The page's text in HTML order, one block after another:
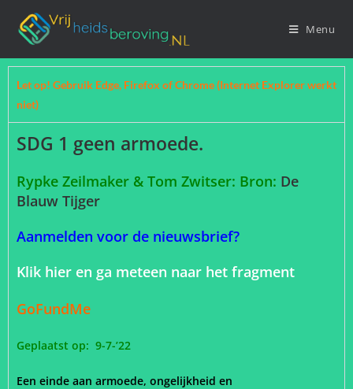
Menu
Let op! Gebruik Edge, Firefox of Chrome (Internet Explorer werkt
niet)
SDG 1 geen armoede.
Rypke Zeilmaker & Tom Zwitser: Bron: De
Blauw Tijger
Aanmelden voor de nieuwsbrief?
Klik hier en ga meteen naar het fragment
GoFundMe
Geplaatst op: 9-7-’22
Een einde aan armoede, ongelijkheid en